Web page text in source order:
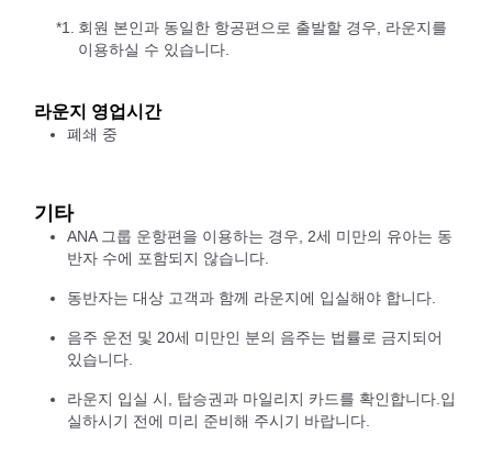
*1.
회원 본인과 동일한 항공편으로 출발할 경우, 라운지를
이용하실 수 있습니다.
라운지 영업시간
폐쇄 중
기타
ANA 그룹 운항편을 이용하는 경우, 2세 미만의 유아는 동
반자 수에 포함되지 않습니다.
동반자는 대상 고객과 함께 라운지에 입실해야 합니다.
음주 운전 및 20세 미만인 분의 음주는 법률로 금지되어
있습니다.
라운지 입실 시, 탑승권과 마일리지 카드를 확인합니다.입
실하시기 전에 미리 준비해 주시기 바랍니다.